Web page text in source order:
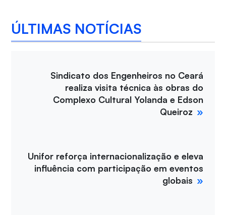
ÚLTIMAS NOTÍCIAS
Sindicato dos Engenheiros no Ceará
realiza visita técnica às obras do
Complexo Cultural Yolanda e Edson
Queiroz
Unifor reforça internacionalização e eleva
influência com participação em eventos
globais